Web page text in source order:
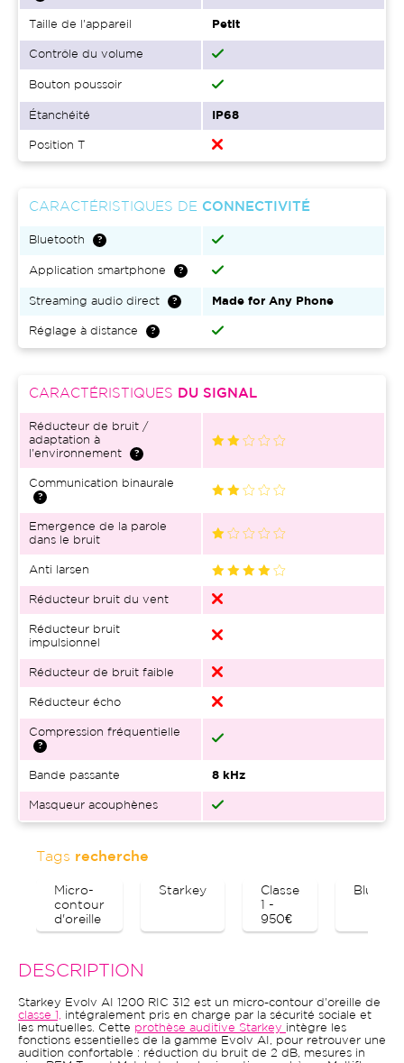
Taille de l'appareil Petit
Contrôle du volume
Bouton poussoir
Étanchéité IP68
Position T
CARACTÉRISTIQUES DE CONNECTIVITÉ
Bluetooth
Application smartphone
Streaming audio direct Made for Any Phone
Réglage à distance
CARACTÉRISTIQUES DU SIGNAL
Réducteur de bruit /
adaptation à
l'environnement
Communication binaurale
Emergence de la parole
dans le bruit
Anti larsen
Réducteur bruit du vent
Réducteur bruit
impulsionnel
Réducteur de bruit faible
Réducteur écho
Compression fréquentielle
Bande passante 8 kHz
Masqueur acouphènes
Tags recherche
Micro-
contour
d'oreille
Starkey
Classe
1 -
950€
DESCRIPTION
Starkey Evolv AI 1200 RIC 312 est un micro-contour d'oreille de
classe 1,
intégralement pris en charge par la sécurité sociale et
les mutuelles. Cette prothèse auditive Starkey intègre les
fonctions essentielles de la gamme Evolv AI, pour retrouver une
audition confortable : réduction du bruit de 2 dB, mesures in